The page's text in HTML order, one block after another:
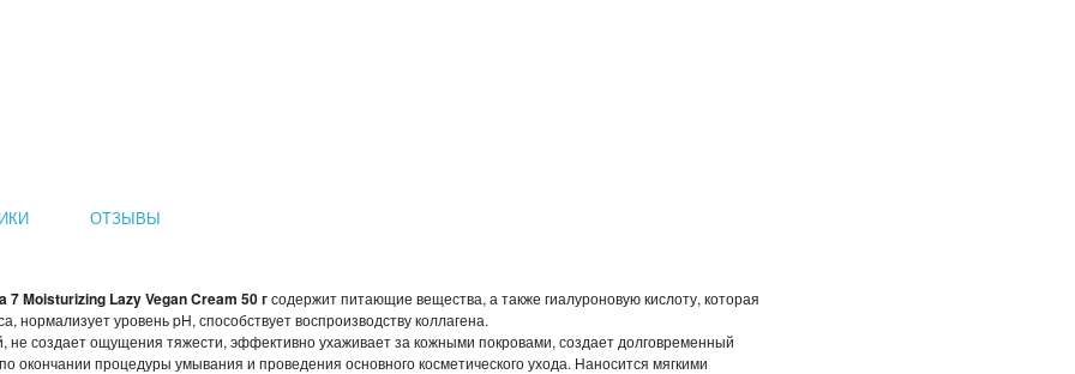
ОТЗЫВЫ
Moisturizing Lazy Vegan Cream 50 гсодержит питающие вещества, а также гиалуроновую кислоту, которая
нормализует уровень pH, способствует воспроизводству коллагена.
не создает ощущения тяжести, эффективно ухаживает за кожными покровами, создает долговременный
процедуры умывания и проведения основного косметического ухода. Наносится мягкими